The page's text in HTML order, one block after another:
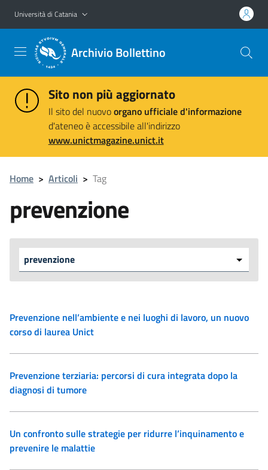
Vai al contenuto principale
Vai al menu di navigazione
Università di Catania
Archivio Bollettino
Sito non più aggiornato
Il sito del nuovoorgano ufficiale d'informazione
d'ateneo è accessibile all'indirizzo
www.unictmagazine.unict.it
Home > Articoli > Tag
prevenzione
Prevenzione nell’ambiente e nei luoghi di lavoro, un nuovo
corso di laurea Unict
Prevenzione terziaria: percorsi di cura integrata dopo la
diagnosi di tumore
Un confronto sulle strategie per ridurre l’inquinamento e
prevenire le malattie